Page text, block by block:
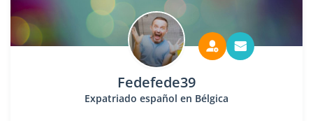
Fedefede39
Expatriado español en Bélgica